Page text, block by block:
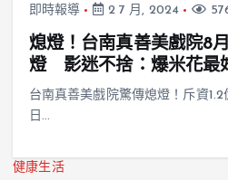
即時報導 2 7 月, 2024
熄燈！台南真善美戲院8
燈 影迷不捨：爆米花最
台南真善美戲院驚傳熄燈！斥資
日…
健康生活